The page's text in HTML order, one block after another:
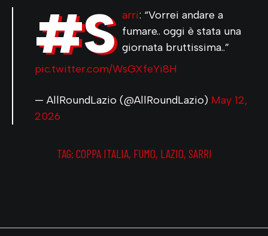
#S arri: “Vorrei andare a
fumare.. oggi è stata una
giornata bruttissima..”
pic.twitter.com/WsGXfeYi8H
— AllRoundLazio (@AllRoundLazio) May 12,
2026
TAG: COPPA ITALIA, FUMO, LAZIO, SARRI